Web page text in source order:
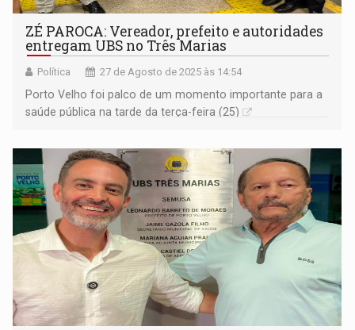
ZÉ PAROCA: Vereador, prefeito e autoridades
entregam UBS no Três Marias
Política 27 de Agosto de 2025 às 14:54
Porto Velho foi palco de um momento importante para a
saúde pública na tarde da terça-feira (25)